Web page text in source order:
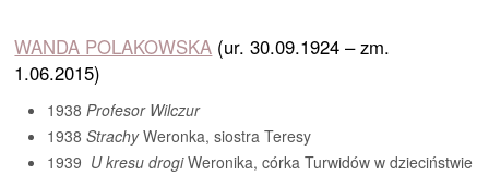
WANDA POLAKOWSKA (ur. 30.09.1924 – zm.
1.06.2015)
1938Profesor Wilczur
1938StrachyWeronka, siostra Teresy
1939 U kresu drogiWeronika, córka Turwidów w dzieciństwie